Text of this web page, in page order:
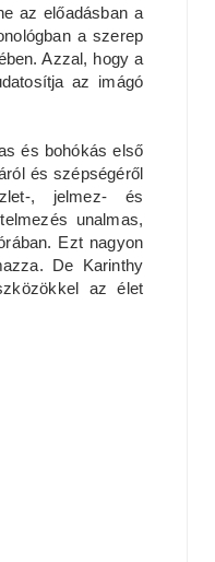
az előadásban a
a szerep
Azzal, hogy a
az imágó
és bohókás első
és szépségéről
, jelmez- és
unalmas,
Ezt nagyon
De Karinthy
az élet